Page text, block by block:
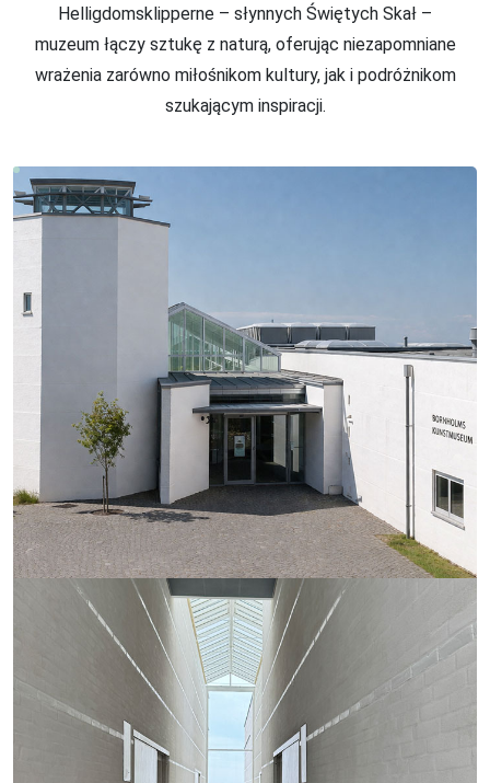
Helligdomsklipperne – słynnych Świętych Skał –
muzeum łączy sztukę z naturą, oferując niezapomniane
wrażenia zarówno miłośnikom kultury, jak i podróżnikom
szukającym inspiracji.